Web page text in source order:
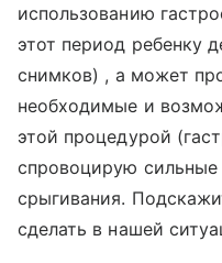
использованию
этот период ребенку
снимков) , а может
необходимые и
этой процедурой
спровоцирую
срыгивания.
сделать в нашей